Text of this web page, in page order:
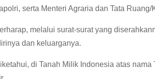
serta Menteri Agraria dan Tata
melalui surat-surat yang
dan keluarganya.
di Tanah Milik Indonesia atas